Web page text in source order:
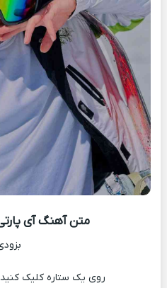
متن آهنگ آی
روی یک ستاره کلیک کنید